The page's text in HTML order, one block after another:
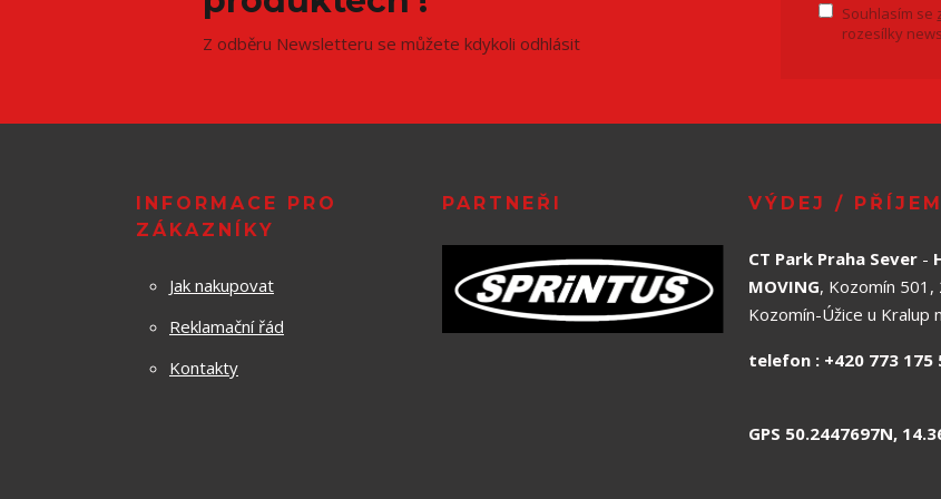
Z odběru Newsletteru se můžete kdykoli odhlásit
Souhlasím se
rozesílky
INFORMACE PRO
ZÁKAZNÍKY
Jak nakupovat
Reklamační řád
Kontakty
PARTNEŘI VÝDEJ /
CT Park Praha Sever -
MOVING, Kozomín 501,
Kozomín-Úžice u Kralup
telefon : +420 773
GPS 50.2447697N,